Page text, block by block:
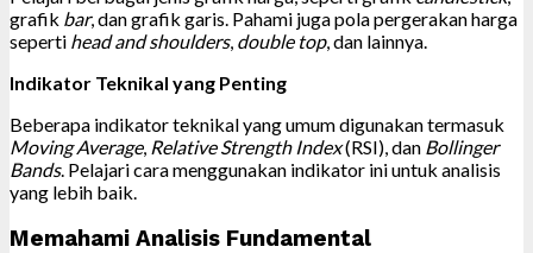
grafik bar, dan grafik garis. Pahami juga pola pergerakan harga
seperti head and shoulders, double top, dan lainnya.
Indikator Teknikal yang Penting
Beberapa indikator teknikal yang umum digunakan termasuk
Moving Average, Relative Strength Index(RSI), dan Bollinger
Bands. Pelajari cara menggunakan indikator ini untuk analisis
yang lebih baik.
Memahami Analisis Fundamental